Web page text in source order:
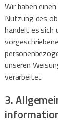
Wir haben
Nutzung des
handelt es sich
unseren
verarbeitet.
3.